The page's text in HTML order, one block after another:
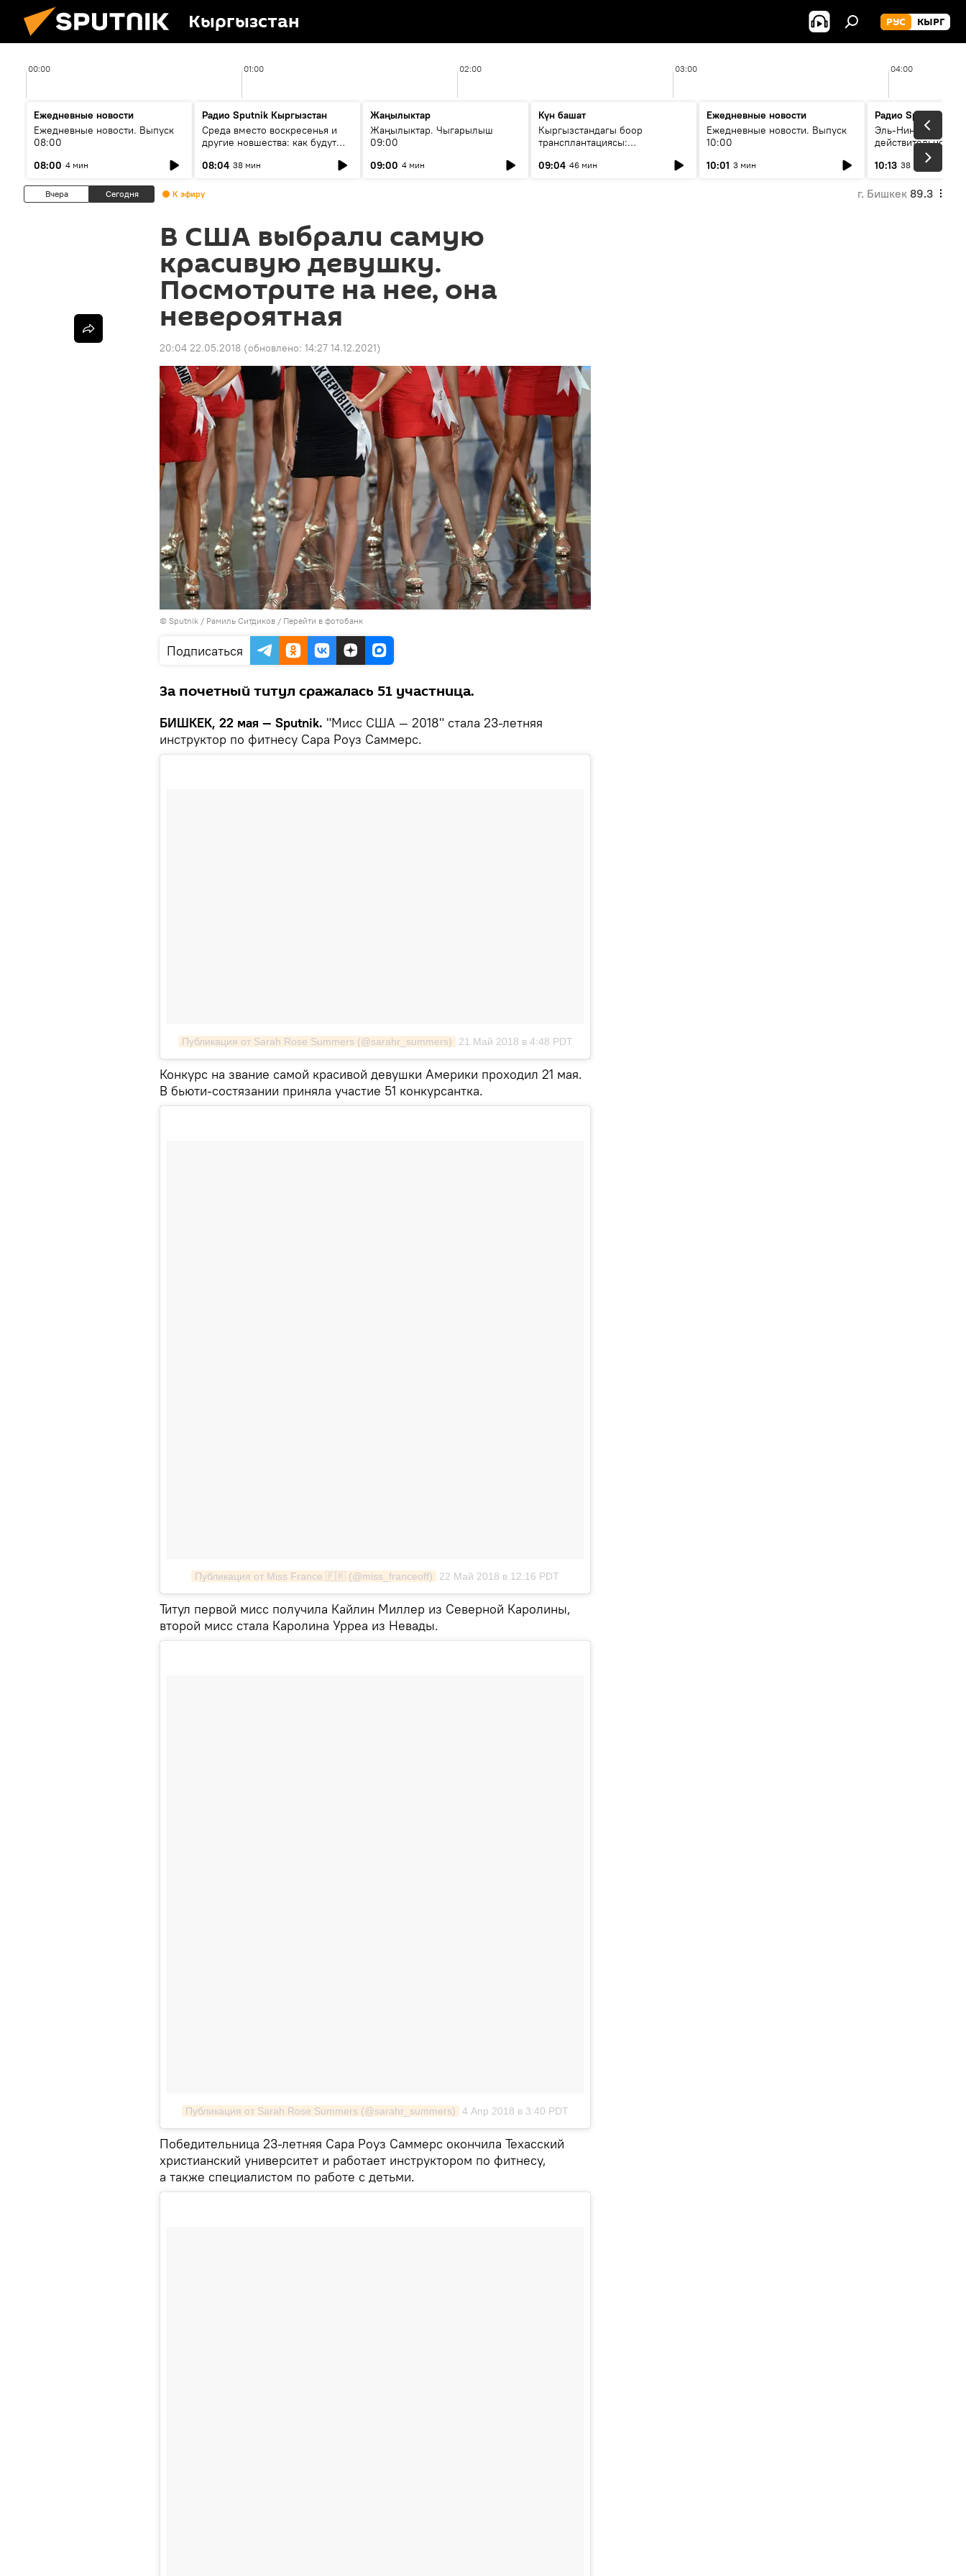
Кыргызстан РУС КЫРГ
00:00 01:00 02:00 03:00 04:00
Ежедневные новости
Ежедневные новости. Выпуск
08:00
08:00 4 мин
Радио Sputnik Кыргызстан
Среда вместо воскресенья и
другие новшества: как будут
08:04 38 мин
Жаңылыктар
Жаңылыктар. Чыгарылыш
09:00
09:00 4 мин
Күн башат
Кыргызстандагы боор
трансплантациясы:
келечеги
09:04 46 мин
Ежедневные новости
Ежедневные новости. Выпуск
10:00
10:01 3 мин
Радио Sputnik
Эль-Ниньо, жара и
действительно
погоду в
10:13 38 мин
Вчера Сегодня К эфиру г. Бишкек 89.3
В США выбрали самую
красивую девушку.
Посмотрите на нее, она
невероятная
20:04 22.05.2018 (обновлено: 14:27 14.12.2021)
© Sputnik / Рамиль Ситдиков / Перейти в фотобанк
Подписаться
За почетный титул сражалась 51 участница.
БИШКЕК, 22 мая — Sputnik. "Мисс США — 2018" стала 23-летняя
инструктор по фитнесу Сара Роуз Саммерс.
Публикация от Sarah Rose Summers (@sarahr_summers) 21 Май 2018 в 4:48 PDT
Конкурс на звание самой красивой девушки Америки проходил 21 мая.
В бьюти-состязании приняла участие 51 конкурсантка.
Публикация от Miss France 🇫🇷 (@miss_franceoff) 22 Май 2018 в 12:16 PDT
Титул первой мисс получила Кайлин Миллер из Северной Каролины,
второй мисс стала Каролина Урреа из Невады.
Публикация от Sarah Rose Summers (@sarahr_summers) 4 Апр 2018 в 3:40 PDT
Победительница 23-летняя Сара Роуз Саммерс окончила Техасский
христианский университет и работает инструктором по фитнесу,
а также специалистом по работе с детьми.